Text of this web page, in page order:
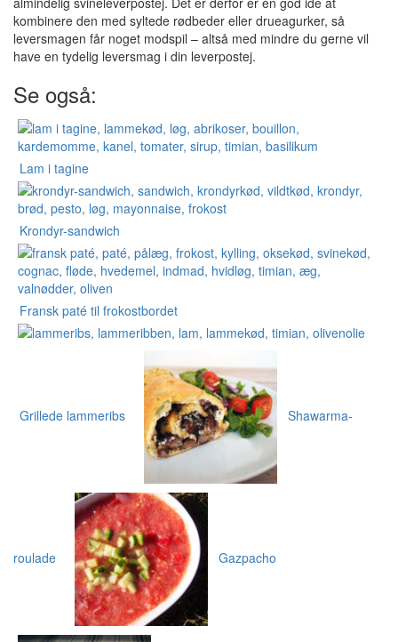
kombinere den med syltede rødbeder eller drueagurker, så
leversmagen får noget modspil – altså med mindre du gerne vil
have en tydelig leversmag i din leverpostej.
Se også:
Lam i tagine
Krondyr-sandwich
Fransk paté til frokostbordet
Grillede lammeribs Shawarma-
roulade Gazpacho